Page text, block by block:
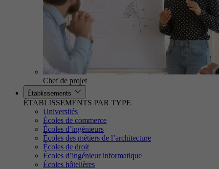
Chef de projet
Établissements
ÉTABLISSEMENTS PAR TYPE
Universités
Écoles de commerce
Écoles d’ingénieurs
Écoles des métiers de l’architecture
Écoles de droit
Écoles d’ingénieur informatique
Écoles hôtelières